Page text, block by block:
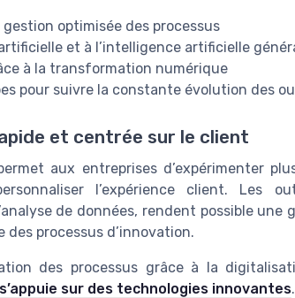
optimisée des processus
et à l’intelligence artificielle
à la transformation numérique
pour suivre la constante évolution des
et centrée sur le client
aux entreprises d’expérimenter
l’expérience client. Les
de données, rendent possible
processus d’innovation.
des processus grâce à la
sur des technologies innovantes.